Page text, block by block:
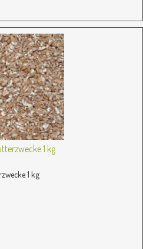
1 kg
1 kg